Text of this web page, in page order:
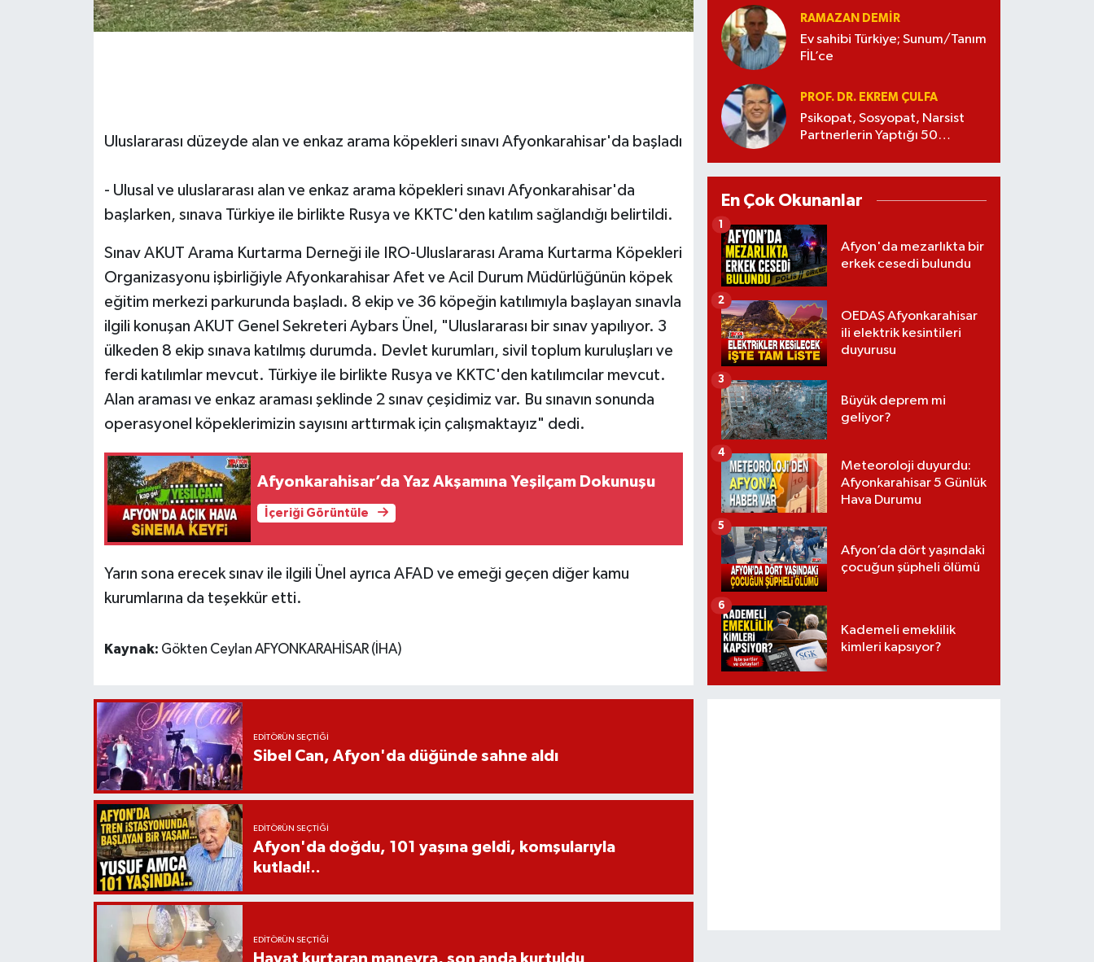
Uluslararası düzeyde alan ve enkaz arama köpekleri sınavı Afyonkarahisar'da başladı
- Ulusal ve uluslararası alan ve enkaz arama köpekleri sınavı Afyonkarahisar'da
başlarken, sınava Türkiye ile birlikte Rusya ve KKTC'den katılım sağlandığı belirtildi.
Sınav AKUT Arama Kurtarma Derneği ile IRO-Uluslararası Arama Kurtarma Köpekleri
Organizasyonu işbirliğiyle Afyonkarahisar Afet ve Acil Durum Müdürlüğünün köpek
eğitim merkezi parkurunda başladı. 8 ekip ve 36 köpeğin katılımıyla başlayan sınavla
ilgili konuşan AKUT Genel Sekreteri Aybars Ünel, "Uluslararası bir sınav yapılıyor. 3
ülkeden 8 ekip sınava katılmış durumda. Devlet kurumları, sivil toplum kuruluşları ve
ferdi katılımlar mevcut. Türkiye ile birlikte Rusya ve KKTC'den katılımcılar mevcut.
Alan araması ve enkaz araması şeklinde 2 sınav çeşidimiz var. Bu sınavın sonunda
operasyonel köpeklerimizin sayısını arttırmak için çalışmaktayız" dedi.
Afyonkarahisar’da Yaz Akşamına Yeşilçam Dokunuşu
İçeriği Görüntüle
Yarın sona erecek sınav ile ilgili Ünel ayrıca AFAD ve emeği geçen diğer kamu
kurumlarına da teşekkür etti.
Kaynak: Gökten Ceylan AFYONKARAHİSAR (İHA)
EDITÖRÜN SEÇTIĞI
Sibel Can, Afyon'da düğünde sahne aldı
EDITÖRÜN SEÇTIĞI
Afyon'da doğdu, 101 yaşına geldi, komşularıyla
kutladı!..
EDITÖRÜN SEÇTIĞI
Hayat kurtaran manevra, son anda kurtuldu
RAMAZAN DEMİR
Ev sahibi Türkiye; Sunum/Tanım
FİL’ce
PROF. DR. EKREM ÇULFA
Psikopat, Sosyopat, Narsist
Partnerlerin Yaptığı 50
En Çok Okunanlar
Afyon'da mezarlıkta bir
erkek cesedi bulundu
1
OEDAŞ Afyonkarahisar
ili elektrik kesintileri
duyurusu
2
Büyük deprem mi
geliyor?
3
Meteoroloji duyurdu:
Afyonkarahisar 5 Günlük
Hava Durumu
4
Afyon’da dört yaşındaki
çocuğun şüpheli ölümü
5
Kademeli emeklilik
kimleri kapsıyor?
6